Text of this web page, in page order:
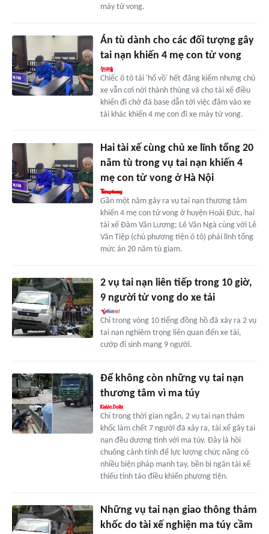
máy tử vong.
Án tù dành cho các đối tượng gây
tai nạn khiến 4 mẹ con tử vong
Chiếc ô tô tải 'hổ vồ' hết đăng kiểm nhưng chủ
xe vẫn cơi nới thành thùng và cho tài xế điều
khiển đi chở đá base dẫn tới việc đâm vào xe
tải khác khiến 4 mẹ con đi xe máy tử vong.
Hai tài xế cùng chủ xe lĩnh tổng 20
năm tù trong vụ tai nạn khiến 4
mẹ con tử vong ở Hà Nội
Gần một năm gây ra vụ tai nạn thương tâm
khiến 4 mẹ con tử vong ở huyện Hoài Đức, hai
tài xế Đàm Văn Lương; Lê Văn Ngà cùng với Lê
Văn Tiệp (chủ phương tiện ô tô) phải lĩnh tổng
mức án 20 năm tù giam.
2 vụ tai nạn liên tiếp trong 10 giờ,
9 người tử vong do xe tải
Chỉ trong vòng 10 tiếng đồng hồ đã xảy ra 2 vụ
tai nạn nghiêm trọng liên quan đến xe tải,
cướp đi sinh mạng 9 người.
Để không còn những vụ tai nạn
thương tâm vì ma túy
Chỉ trong thời gian ngắn, 2 vụ tai nạn thảm
khốc làm chết 7 người đã xảy ra, tài xế gây tai
nạn đều dương tính với ma túy. Đây là hồi
chuông cảnh tỉnh để lực lượng chức năng có
nhiều biện pháp mạnh tay, bền bỉ ngăn tài xế
thiếu tỉnh táo điều khiển phương tiện.
Những vụ tai nạn giao thông thảm
khốc do tài xế nghiện ma túy cầm